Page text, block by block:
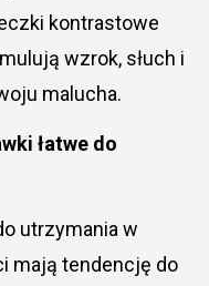
kontrastowe
wzrok, słuch i
malucha.
łatwe do
utrzymania w
mają tendencję do